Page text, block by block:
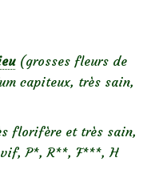
(grosses fleurs de
capiteux, très sain,
florifère et très sain,
P*, R**, F***, H